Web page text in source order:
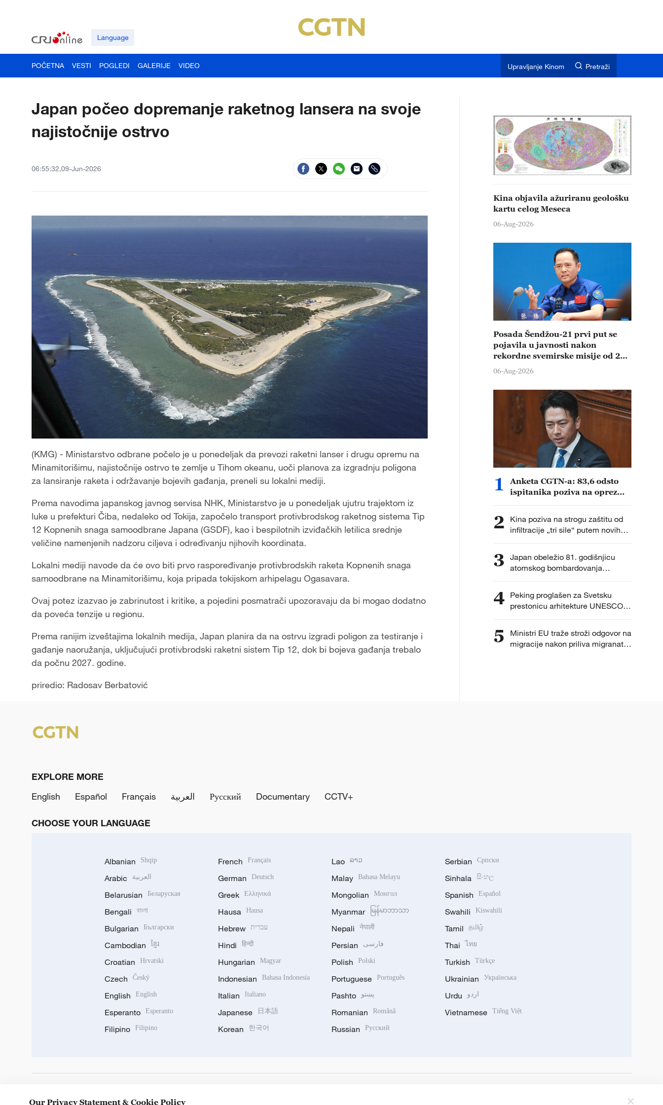
Language
POČETNA VESTI POGLEDI GALERIJE VIDEO Upravljanje Kinom Pretraži
Japan počeo dopremanje raketnog lansera na svoje
najistočnije ostrvo
06:55:32,09-Jun-2026
(KMG) - Ministarstvo odbrane počelo je u ponedeljak da prevozi raketni lanser i drugu opremu na
Minamitorišimu, najistočnije ostrvo te zemlje u Tihom okeanu, uoči planova za izgradnju poligona
za lansiranje raketa i održavanje bojevih gađanja, preneli su lokalni mediji.
Prema navodima japanskog javnog servisa NHK, Ministarstvo je u ponedeljak ujutru trajektom iz
luke u prefekturi Čiba, nedaleko od Tokija, započelo transport protivbrodskog raketnog sistema Tip
12 Kopnenih snaga samoodbrane Japana (GSDF), kao i bespilotnih izviđačkih letilica srednje
veličine namenjenih nadzoru ciljeva i određivanju njihovih koordinata.
Lokalni mediji navode da će ovo biti prvo raspoređivanje protivbrodskih raketa Kopnenih snaga
samoodbrane na Minamitorišimu, koja pripada tokijskom arhipelagu Ogasavara.
Ovaj potez izazvao je zabrinutost i kritike, a pojedini posmatrači upozoravaju da bi mogao dodatno
da poveća tenzije u regionu.
Prema ranijim izveštajima lokalnih medija, Japan planira da na ostrvu izgradi poligon za testiranje i
gađanje naoružanja, uključujući protivbrodski raketni sistem Tip 12, dok bi bojeva gađanja trebalo
da počnu 2027. godine.
priredio: Radosav Berbatović
Kina objavila ažuriranu geološku
kartu celog Meseca
06-Aug-2026
Posada Šendžou-21 prvi put se
pojavila u javnosti nakon
rekordne svemirske misije od 210
dana
06-Aug-2026
1
Anketa CGTN-a: 83,6 odsto
ispitanika poziva na oprez
2
Kina poziva na strogu zaštitu od
infiltracije „tri sile“ putem novih
tehnologija
3 Japan obeležio 81. godišnjicu
atomskog bombardovanja
Hirošime uz debatu o nuklearnoj
4 Peking proglašen za Svetsku
prestonicu arhitekture UNESCO-
UIA za 2029. godinu
5
Ministri EU traže stroži odgovor na
migracije nakon priliva migranata
EXPLORE MORE
English
Español Français العربية Русский Documentary CCTV+
CHOOSE YOUR LANGUAGE
Albanian Shqip
Arabic العربية
Belarusian Беларуская
Bengali বাংলা
Bulgarian Български
Cambodian ខ្មែរ
Croatian Hrvatski
Czech Český
English English
Esperanto Esperanto
Filipino Filipino
French Français
German Deutsch
Greek Ελληνικά
Hausa Hausa
Hebrew עברית
Hindi हिन्दी
Hungarian Magyar
Indonesian Bahasa Indonesia
Italian Italiano
Japanese 日本語
Korean 한국어
Lao ລາວ
Malay Bahasa Melayu
Mongolian Монгол
Myanmar မြန်မာဘာသာ
Nepali नेपाली
Persian فارسی
Polish Polski
Portuguese Português
Pashto پښتو
Romanian Română
Russian Русский
Serbian Српски
Sinhala සිංහල
Spanish Español
Swahili Kiswahili
Tamil தமிழ்
Thai ไทย
Turkish Türkçe
Ukrainian Українська
Urdu اردو
Vietnamese Tiếng Việt
Our Privacy Statement & Cookie Policy